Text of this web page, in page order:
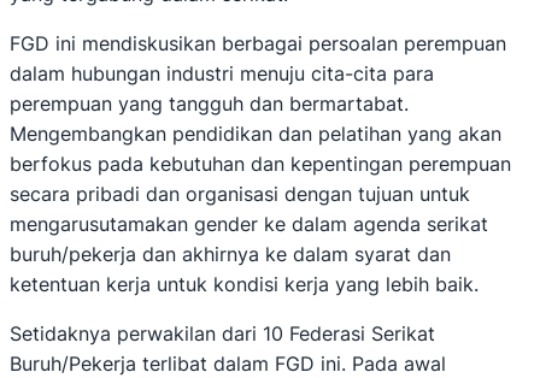
FGD ini mendiskusikan berbagai persoalan perempuan
dalam hubungan industri menuju cita-cita para
perempuan yang tangguh dan bermartabat.
Mengembangkan pendidikan dan pelatihan yang akan
berfokus pada kebutuhan dan kepentingan perempuan
secara pribadi dan organisasi dengan tujuan untuk
mengarusutamakan gender ke dalam agenda serikat
buruh/pekerja dan akhirnya ke dalam syarat dan
ketentuan kerja untuk kondisi kerja yang lebih baik.
Setidaknya perwakilan dari 10 Federasi Serikat
Buruh/Pekerja terlibat dalam FGD ini. Pada awal